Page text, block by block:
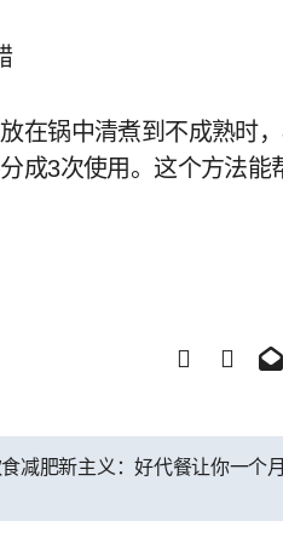
在锅中清煮到不成熟时
成3次使用。这个方法能
减肥新主义：好代餐让你一个